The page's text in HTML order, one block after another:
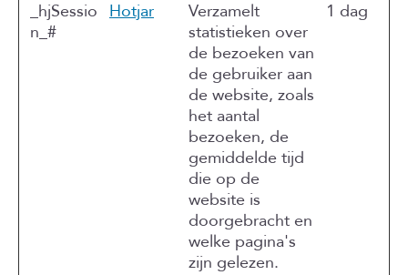
_hjSessio
n_#
Hotjar
Verzamelt
statistieken over
de bezoeken van
de gebruiker aan
de website, zoals
het aantal
bezoeken, de
gemiddelde tijd
die op de
website is
doorgebracht en
welke pagina's
zijn gelezen.
1 dag